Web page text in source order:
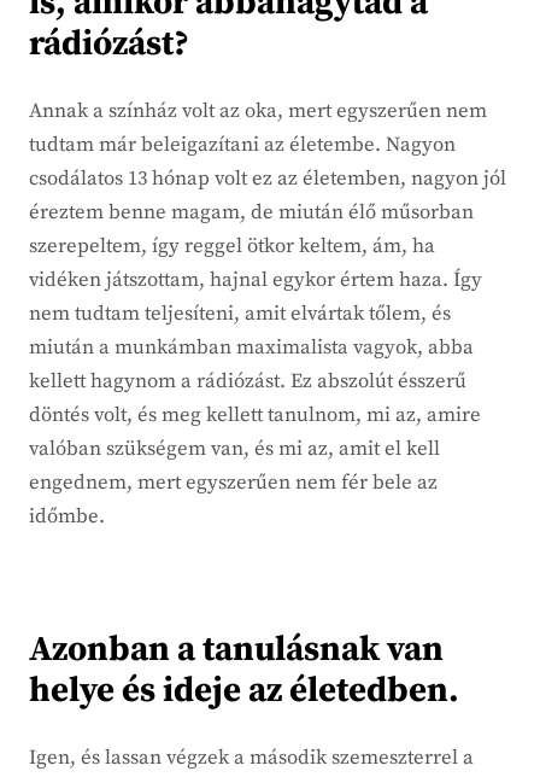
rádiózást?
Annak a színház volt az oka, mert egyszerűen nem
tudtam már beleigazítani az életembe. Nagyon
csodálatos 13 hónap volt ez az életemben, nagyon jól
éreztem benne magam, de miután élő műsorban
szerepeltem, így reggel ötkor keltem, ám, ha
vidéken játszottam, hajnal egykor értem haza. Így
nem tudtam teljesíteni, amit elvártak tőlem, és
miután a munkámban maximalista vagyok, abba
kellett hagynom a rádiózást. Ez abszolút ésszerű
döntés volt, és meg kellett tanulnom, mi az, amire
valóban szükségem van, és mi az, amit el kell
engednem, mert egyszerűen nem fér bele az
időmbe.
Azonban a tanulásnak van
helye és ideje az életedben.
Igen, és lassan végzek a második szemeszterrel a